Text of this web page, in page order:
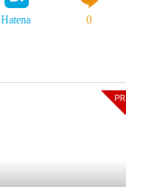
Hatena 0